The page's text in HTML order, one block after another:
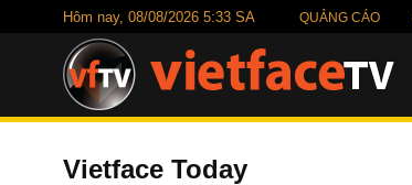
Hôm nay, 08/08/2026 5:33 SA QUẢNG CÁO
Vietface Today